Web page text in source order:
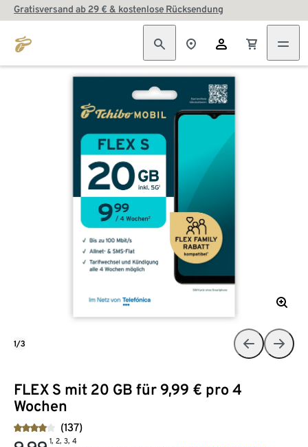
Gratisversand ab 29 € & kostenlose Rücksendung
FLEX S mit 20 GB für 9,99 € pro 4
Wochen
(137)
1, 2, 3, 4
1/3